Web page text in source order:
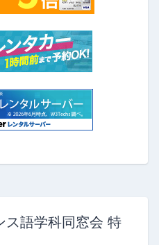
ス語学科同窓会 特